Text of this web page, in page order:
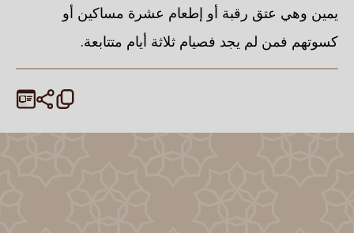
يمين وهي عتق رقبة أو إطعام عشرة مساكين أو
كسوتهم فمن لم يجد فصيام ثلاثة أيام متتابعة.